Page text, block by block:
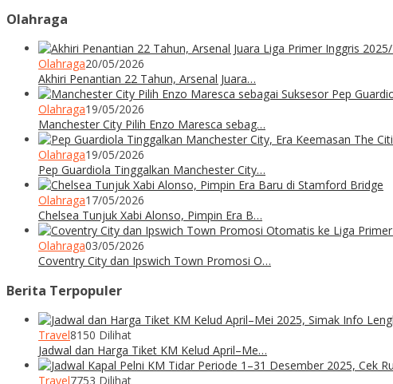
Olahraga
Olahraga20/05/2026
Akhiri Penantian 22 Tahun, Arsenal Juara…
Olahraga19/05/2026
Manchester City Pilih Enzo Maresca sebag…
Olahraga19/05/2026
Pep Guardiola Tinggalkan Manchester City…
Olahraga17/05/2026
Chelsea Tunjuk Xabi Alonso, Pimpin Era B…
Olahraga03/05/2026
Coventry City dan Ipswich Town Promosi O…
Berita Terpopuler
Travel8150 Dilihat
Jadwal dan Harga Tiket KM Kelud April–Me…
Travel7753 Dilihat